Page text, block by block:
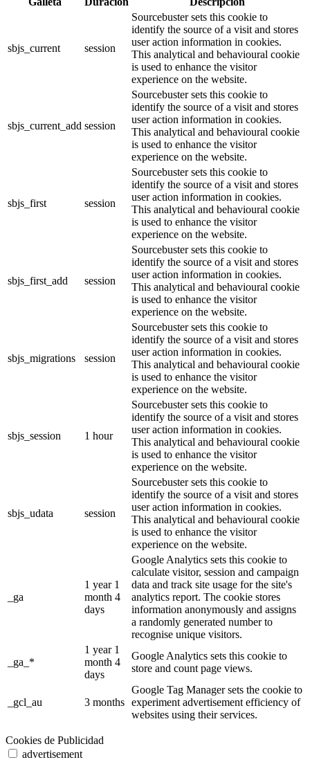
sbjs_current session
Sourcebuster sets this cookie to
identify the source of a visit and stores
user action information in cookies.
This analytical and behavioural cookie
is used to enhance the visitor
experience on the website.
sbjs_current_add session
Sourcebuster sets this cookie to
identify the source of a visit and stores
user action information in cookies.
This analytical and behavioural cookie
is used to enhance the visitor
experience on the website.
sbjs_first session
Sourcebuster sets this cookie to
identify the source of a visit and stores
user action information in cookies.
This analytical and behavioural cookie
is used to enhance the visitor
experience on the website.
sbjs_first_add session
Sourcebuster sets this cookie to
identify the source of a visit and stores
user action information in cookies.
This analytical and behavioural cookie
is used to enhance the visitor
experience on the website.
sbjs_migrations session
Sourcebuster sets this cookie to
identify the source of a visit and stores
user action information in cookies.
This analytical and behavioural cookie
is used to enhance the visitor
experience on the website.
sbjs_session 1 hour
Sourcebuster sets this cookie to
identify the source of a visit and stores
user action information in cookies.
This analytical and behavioural cookie
is used to enhance the visitor
experience on the website.
sbjs_udata session
Sourcebuster sets this cookie to
identify the source of a visit and stores
user action information in cookies.
This analytical and behavioural cookie
is used to enhance the visitor
experience on the website.
_ga
1 year 1
month 4
days
Google Analytics sets this cookie to
calculate visitor, session and campaign
data and track site usage for the site's
analytics report. The cookie stores
information anonymously and assigns
a randomly generated number to
recognise unique visitors.
_ga_*
1 year 1
month 4
days
Google Analytics sets this cookie to
store and count page views.
_gcl_au 3 months
Google Tag Manager sets the cookie to
experiment advertisement efficiency of
websites using their services.
Cookies de Publicidad
advertisement